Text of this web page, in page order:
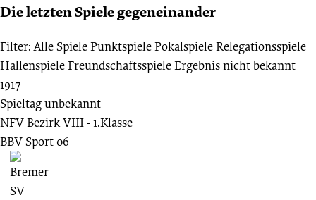
Die letzten Spiele gegeneinander
Filter: Alle SpielePunktspielePokalspieleRelegationsspiele
HallenspieleFreundschaftsspieleErgebnis nicht bekannt
1917
Spieltag unbekannt
NFV Bezirk VIII - 1.Klasse
BBV Sport 06